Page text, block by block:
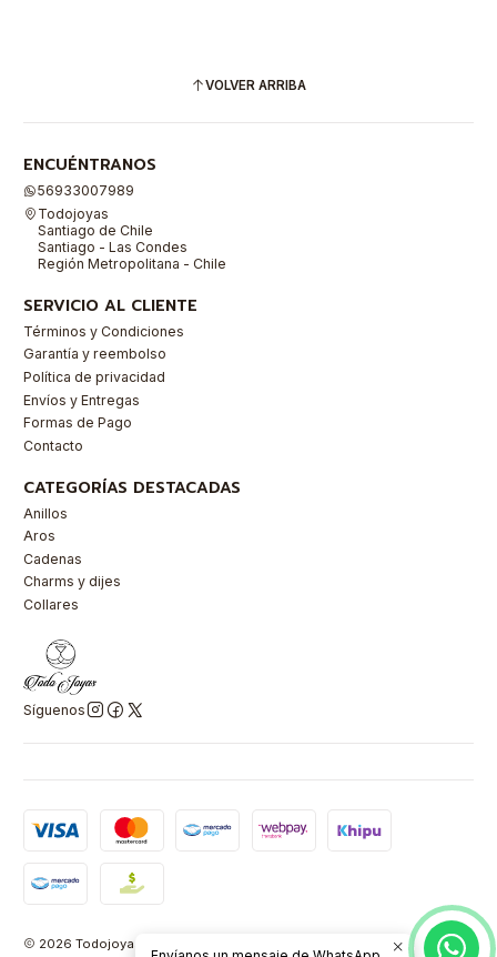
VOLVER ARRIBA
ENCUÉNTRANOS
56933007989
Todojoyas
Santiago de Chile
Santiago - Las Condes
Región Metropolitana - Chile
SERVICIO AL CLIENTE
Términos y Condiciones
Garantía y reembolso
Política de privacidad
Envíos y Entregas
Formas de Pago
Contacto
CATEGORÍAS DESTACADAS
Anillos
Aros
Cadenas
Charms y dijes
Collares
Síguenos
2026 Todojoyas Chile.